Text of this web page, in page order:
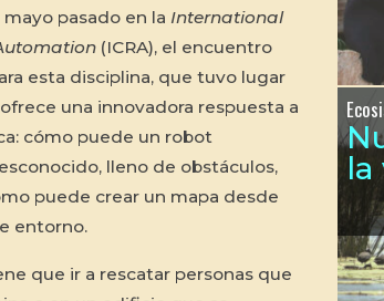
pasado en la International
(ICRA), el encuentro
esta disciplina, que tuvo lugar
una innovadora respuesta a
cómo puede un robot
lleno de obstáculos,
puede crear un mapa desde
entorno.
que ir a rescatar personas que
la